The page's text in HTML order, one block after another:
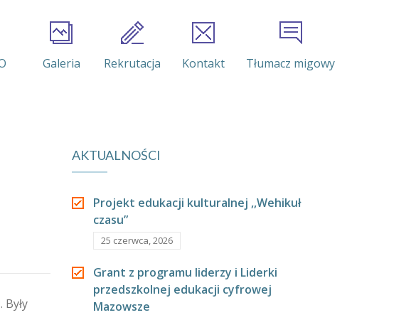
Galeria Rekrutacja Kontakt Tłumacz migowy
AKTUALNOŚCI
Projekt edukacji kulturalnej ,,Wehikuł
czasu”
25 czerwca, 2026
Grant z programu liderzy i Liderki
przedszkolnej edukacji cyfrowej
Mazowsze